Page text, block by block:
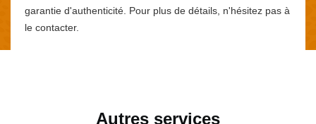
garantie d'authenticité. Pour plus de détails, n'hésitez pas à
le contacter.
Autres services